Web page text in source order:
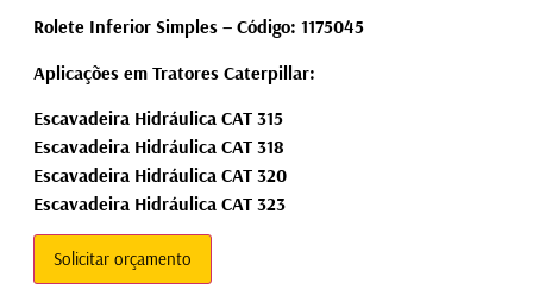
Rolete Inferior Simples – Código: 1175045
Aplicações em Tratores Caterpillar:
Escavadeira Hidráulica CAT 315
Escavadeira Hidráulica CAT 318
Escavadeira Hidráulica CAT 320
Escavadeira Hidráulica CAT 323
Solicitar orçamento